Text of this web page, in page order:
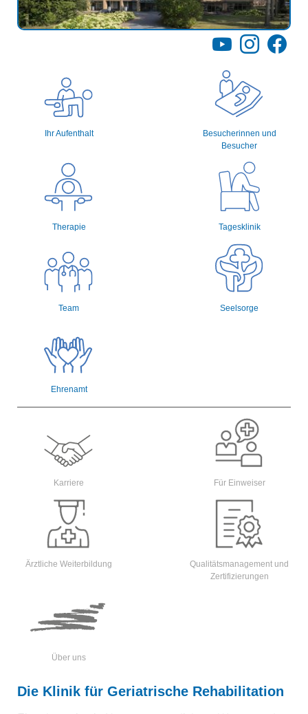
YouTubeInstagram
Ihr Aufenthalt
Besucherinnen und
Besucher
Therapie Tagesklinik
Team Seelsorge
Ehrenamt
Karriere Für Einweiser
Ärztliche Weiterbildung
Qualitätsmanagement und
Zertifizierungen
Über uns
Die Klinik für Geriatrische Rehabilitation